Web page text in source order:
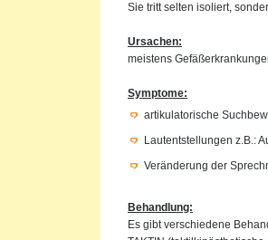
Sie tritt selten isoliert,
Ursachen:
meistens
Symptome:
artikulatorische
Lautentstellungen z.B.:
Veränderung der
Behandlung:
Es gibt verschiedene